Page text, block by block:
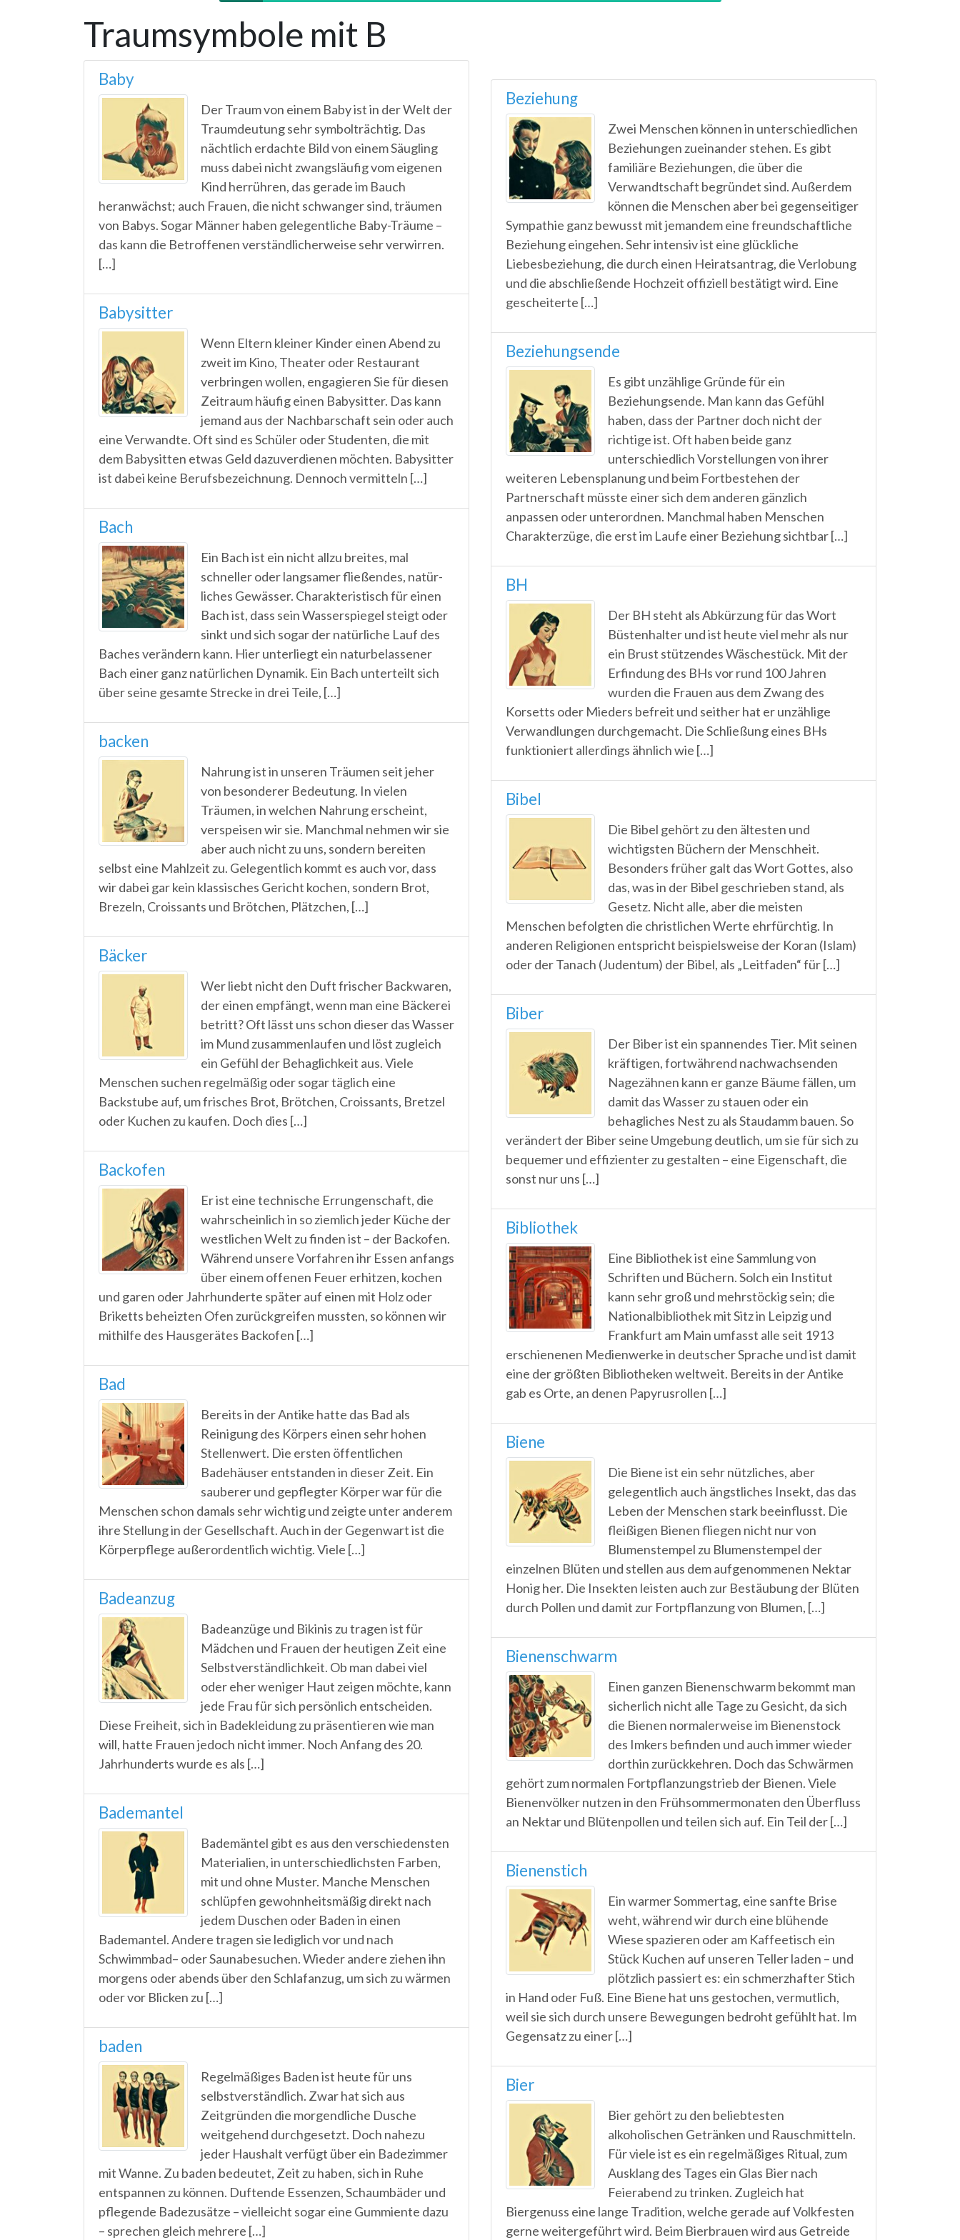
Traumsymbole mit B
Baby
Der Traum von einem Baby ist in der Welt der
Traumdeutung sehr symbolträchtig. Das
nächtlich erdachte Bild von einem Säugling
muss dabei nicht zwangsläufig vom eigenen
Kind herrühren, das gerade im Bauch
heranwächst; auch Frauen, die nicht schwanger sind, träumen
von Babys. Sogar Männer haben gelegentliche Baby-Träume –
das kann die Betroffenen verständlicherweise sehr verwirren.
[…]
Babysitter
Wenn Eltern kleiner Kinder einen Abend zu
zweit im Kino, Theater oder Restaurant
verbringen wollen, engagieren Sie für diesen
Zeitraum häufig einen Babysitter. Das kann
jemand aus der Nachbarschaft sein oder auch
eine Verwandte. Oft sind es Schüler oder Studenten, die mit
dem Babysitten etwas Geld dazuverdienen möchten. Babysitter
ist dabei keine Berufsbezeichnung. Dennoch vermitteln […]
Bach
Ein Bach ist ein nicht allzu breites, mal
schneller oder langsamer fließendes, natür­
liches Gewässer. Charakteristisch für einen
Bach ist, dass sein Wasserspiegel steigt oder
sinkt und sich sogar der natürliche Lauf des
Baches verändern kann. Hier unter­liegt ein naturbelassener
Bach einer ganz natürlichen Dynamik. Ein Bach unterteilt sich
über seine gesamte Strecke in drei Teile, […]
backen
Nahrung ist in unseren Träumen seit jeher
von besonderer Bedeutung. In vielen
Träumen, in welchen Nahrung erscheint,
verspeisen wir sie. Manchmal nehmen wir sie
aber auch nicht zu uns, sondern bereiten
selbst eine Mahlzeit zu. Gelegentlich kommt es auch vor, dass
wir dabei gar kein klassisches Gericht kochen, sondern Brot,
Brezeln, Croissants und Brötchen, Plätzchen, […]
Bäcker
Wer liebt nicht den Duft frischer Backwaren,
der einen empfängt, wenn man eine Bäckerei
betritt? Oft lässt uns schon dieser das Wasser
im Mund zusammenlaufen und löst zugleich
ein Gefühl der Behaglichkeit aus. Viele
Menschen suchen regelmäßig oder sogar täglich eine
Backstube auf, um frisches Brot, Brötchen, Croissants, Bretzel
oder Kuchen zu kaufen. Doch dies […]
Backofen
Er ist eine technische Errungenschaft, die
wahrscheinlich in so ziemlich jeder Küche der
westlichen Welt zu finden ist – der Backofen.
Während unsere Vorfahren ihr Essen anfangs
über einem offenen Feuer erhitzen, kochen
und garen oder Jahrhunderte später auf einen mit Holz oder
Briketts beheizten Ofen zurückgreifen mussten, so können wir
mithilfe des Hausgerätes Backofen […]
Bad
Bereits in der Antike hatte das Bad als
Reinigung des Körpers einen sehr hohen
Stellenwert. Die ersten öffentlichen
Badehäuser entstanden in dieser Zeit. Ein
sauberer und gepflegter Körper war für die
Menschen schon damals sehr wichtig und zeigte unter anderem
ihre Stellung in der Gesellschaft. Auch in der Gegenwart ist die
Körperpflege außerordentlich wichtig. Viele […]
Badeanzug
Badeanzüge und Bikinis zu tragen ist für
Mädchen und Frauen der heutigen Zeit eine
Selbstverständlichkeit. Ob man dabei viel
oder eher weniger Haut zeigen möchte, kann
jede Frau für sich persönlich entscheiden.
Diese Freiheit, sich in Badekleidung zu präsentieren wie man
will, hatte Frauen jedoch nicht immer. Noch Anfang des 20.
Jahrhunderts wurde es als […]
Bademantel
Bademäntel gibt es aus den verschiedensten
Materialien, in unterschiedlichsten Farben,
mit und ohne Muster. Manche Menschen
schlüpfen gewohnheitsmäßig direkt nach
jedem Duschen oder Baden in einen
Bademantel. Andere tragen sie lediglich vor und nach
Schwimmbad– oder Saunabesuchen. Wieder andere ziehen ihn
morgens oder abends über den Schlafanzug, um sich zu wärmen
oder vor Blicken zu […]
baden
Regelmäßiges Baden ist heute für uns
selbstverständlich. Zwar hat sich aus
Zeitgründen die morgendliche Dusche
weitgehend durchgesetzt. Doch nahezu
jeder Haushalt verfügt über ein Badezimmer
mit Wanne. Zu baden bedeutet, Zeit zu haben, sich in Ruhe
entspannen zu können. Duftende Essenzen, Schaumbäder und
pflegende Badezusätze – vielleicht sogar eine Gummiente dazu
– sprechen gleich mehrere […]
Beziehung
Zwei Menschen können in unterschiedlichen
Beziehungen zueinander stehen. Es gibt
familiäre Beziehungen, die über die
Verwandtschaft begründet sind. Außerdem
können die Menschen aber bei gegenseitiger
Sympathie ganz bewusst mit jemandem eine freundschaftliche
Beziehung eingehen. Sehr intensiv ist eine glückliche
Liebesbeziehung, die durch einen Heiratsantrag, die Verlobung
und die abschließende Hochzeit offiziell bestätigt wird. Eine
gescheiterte […]
Beziehungsende
Es gibt unzählige Gründe für ein
Beziehungsende. Man kann das Gefühl
haben, dass der Partner doch nicht der
richtige ist. Oft haben beide ganz
unterschiedlich Vorstellungen von ihrer
weiteren Lebensplanung und beim Fortbestehen der
Partnerschaft müsste einer sich dem anderen gänzlich
anpassen oder unterordnen. Manchmal haben Menschen
Charakterzüge, die erst im Laufe einer Beziehung sichtbar […]
BH
Der BH steht als Abkürzung für das Wort
Büstenhalter und ist heute viel mehr als nur
ein Brust stützendes Wäschestück. Mit der
Erfindung des BHs vor rund 100 Jahren
wurden die Frauen aus dem Zwang des
Korsetts oder Mieders befreit und seither hat er unzählige
Verwandlungen durchgemacht. Die Schließung eines BHs
funktioniert allerdings ähnlich wie […]
Bibel
Die Bibel gehört zu den ältesten und
wichtigsten Büchern der Menschheit.
Besonders früher galt das Wort Gottes, also
das, was in der Bibel geschrieben stand, als
Gesetz. Nicht alle, aber die meisten
Menschen befolgten die christlichen Werte ehrfürchtig. In
anderen Religionen entspricht beispielsweise der Koran (Islam)
oder der Tanach (Judentum) der Bibel, als „Leitfaden“ für […]
Biber
Der Biber ist ein spannendes Tier. Mit seinen
kräftigen, fortwährend nachwachsenden
Nagezähnen kann er ganze Bäume fällen, um
damit das Wasser zu stauen oder ein
behagliches Nest zu als Staudamm bauen. So
verändert der Biber seine Umgebung deutlich, um sie für sich zu
bequemer und effizienter zu gestalten – eine Eigenschaft, die
sonst nur uns […]
Bibliothek
Eine Bibliothek ist eine Sammlung von
Schriften und Büchern. Solch ein Institut
kann sehr groß und mehrstöckig sein; die
Nationalbibliothek mit Sitz in Leipzig und
Frankfurt am Main umfasst alle seit 1913
erschienenen Medienwerke in deutscher Sprache und ist damit
eine der größten Bibliotheken weltweit. Bereits in der Antike
gab es Orte, an denen Papyrusrollen […]
Biene
Die Biene ist ein sehr nützliches, aber
gelegentlich auch ängstliches Insekt, das das
Leben der Menschen stark beeinflusst. Die
fleißigen Bienen fliegen nicht nur von
Blumenstempel zu Blumenstempel der
einzelnen Blüten und stellen aus dem aufgenommenen Nektar
Honig her. Die Insekten leisten auch zur Bestäubung der Blüten
durch Pollen und damit zur Fortpflanzung von Blumen, […]
Bienenschwarm
Einen ganzen Bienenschwarm bekommt man
sicherlich nicht alle Tage zu Gesicht, da sich
die Bienen normalerweise im Bienenstock
des Imkers befinden und auch immer wieder
dorthin zurückkehren. Doch das Schwärmen
gehört zum normalen Fortpflanzungstrieb der Bienen. Viele
Bienenvölker nutzen in den Frühsommermonaten den Überfluss
an Nektar und Blütenpollen und teilen sich auf. Ein Teil der […]
Bienenstich
Ein warmer Sommertag, eine sanfte Brise
weht, während wir durch eine blühende
Wiese spazieren oder am Kaffeetisch ein
Stück Kuchen auf unseren Teller laden – und
plötzlich passiert es: ein schmerzhafter Stich
in Hand oder Fuß. Eine Biene hat uns gestochen, vermutlich,
weil sie sich durch unsere Bewegungen bedroht gefühlt hat. Im
Gegensatz zu einer […]
Bier
Bier gehört zu den beliebtesten
alkoholischen Getränken und Rauschmitteln.
Für viele ist es ein regelmäßiges Ritual, zum
Ausklang des Tages ein Glas Bier nach
Feierabend zu trinken. Zugleich hat
Biergenuss eine lange Tradition, welche gerade auf Volkfesten
gerne weitergeführt wird. Beim Bierbrauen wird aus Getreide